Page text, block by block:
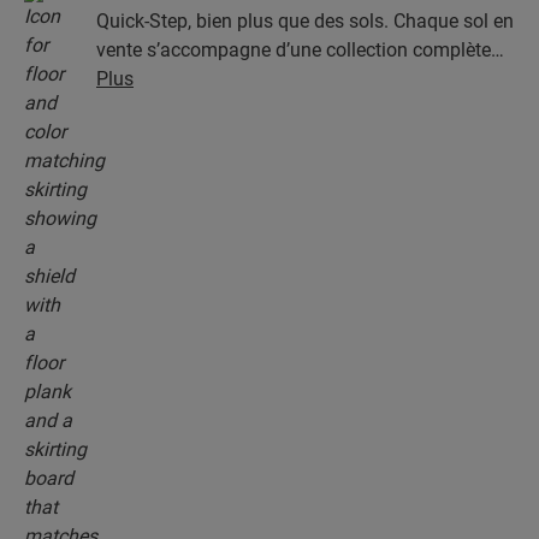
Quick-Step, bien plus que des sols. Chaque sol en
vente s’accompagne d’une collection complète
d’accessoires, parmi lesquels des sous-couches,
Plus